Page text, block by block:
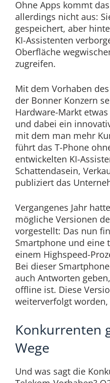
Ohne Apps kommt
allerdings nicht aus:
gespeichert, aber
KI-Assistenten
Oberfläche
zugreifen.
Mit dem Vorhaben
der Bonner Konzern
Hardware-Markt
und dabei ein
mit dem man mehr
führt das T-Phone
entwickelten KI-
Schattendasein,
publiziert das
Vergangenes Jahr
mögliche Versionen
vorgestellt: Das nun
Smartphone und eine
einem Highspeed-
Bei dieser
auch Antworten
offline ist. Diese
weiterverfolgt worden,
Konkurrenten
Wege
Und was sagt die